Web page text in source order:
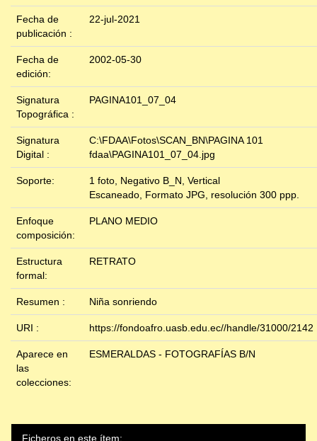
Fecha de
publicación :
22-jul-2021
Fecha de
edición:
2002-05-30
Signatura
Topográfica :
PAGINA101_07_04
Signatura
Digital :
C:\FDAA\Fotos\SCAN_BN\PAGINA 101
fdaa\PAGINA101_07_04.jpg
Soporte:
1 foto, Negativo B_N, Vertical
Escaneado, Formato JPG, resolución 300 ppp.
Enfoque
composición:
PLANO MEDIO
Estructura
formal:
RETRATO
Resumen : Niña sonriendo
URI : https://fondoafro.uasb.edu.ec//handle/31000/2142
Aparece en
las
colecciones:
ESMERALDAS - FOTOGRAFÍAS B/N
Ficheros en este ítem: